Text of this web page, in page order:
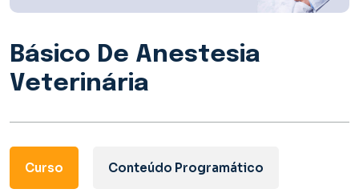
Básico De Anestesia
Veterinária
Curso Conteúdo Programático